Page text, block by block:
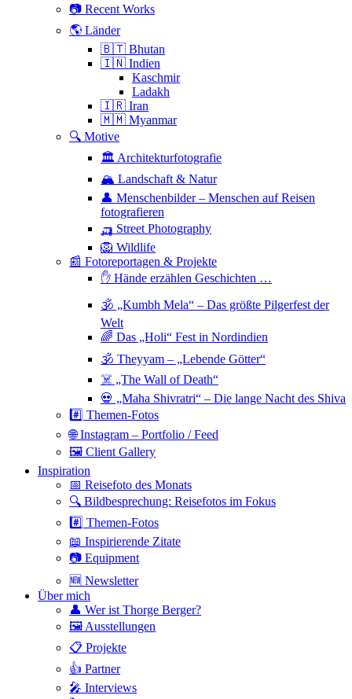
📷 Recent Works
🌎 Länder
🇧🇹 Bhutan
🇮🇳 Indien
Kaschmir
Ladakh
🇮🇷 Iran
🇲🇲 Myanmar
🔍 Motive
🏛 Architekturfotografie
🏔 Landschaft & Natur
👤 Menschenbilder – Menschen auf Reisen
fotografieren
🛺 Street Photography
🦁 Wildlife
📰 Fotoreportagen & Projekte
✋ Hände erzählen Geschichten …
🕉 „Kumbh Mela“ – Das größte Pilgerfest der
Welt
🌈 Das „Holi“ Fest in Nordindien
🕉 Theyyam – „Lebende Götter“
☠️ „The Wall of Death“
💀 „Maha Shivratri“ – Die lange Nacht des Shiva
#️⃣ Themen-Fotos
🌐 Instagram – Portfolio / Feed
🖼 Client Gallery
Inspiration
📅 Reisefoto des Monats
🔍 Bildbesprechung: Reisefotos im Fokus
#️⃣ Themen-Fotos
📖 Inspirierende Zitate
📷 Equipment
🆕 Newsletter
Über mich
👤 Wer ist Thorge Berger?
🖼 Ausstellungen
📋 Projekte
👍 Partner
🎤 Interviews